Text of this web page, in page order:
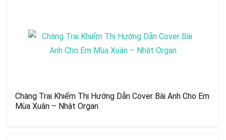
Chàng Trai Khiếm Thị Hướng Dẫn Cover Bài Anh Cho Em
Mùa Xuân – Nhật Organ